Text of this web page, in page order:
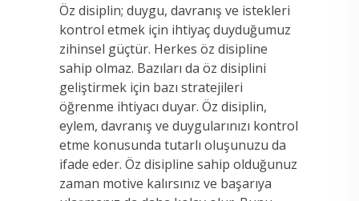
Öz disiplin; duygu, davranış ve istekleri
kontrol etmek için ihtiyaç duyduğumuz
zihinsel güçtür. Herkes öz disipline
sahip olmaz. Bazıları da öz disiplini
geliştirmek için bazı stratejileri
öğrenme ihtiyacı duyar. Öz disiplin,
eylem, davranış ve duygularınızı kontrol
etme konusunda tutarlı oluşunuzu da
ifade eder. Öz disipline sahip olduğunuz
zaman motive kalırsınız ve başarıya